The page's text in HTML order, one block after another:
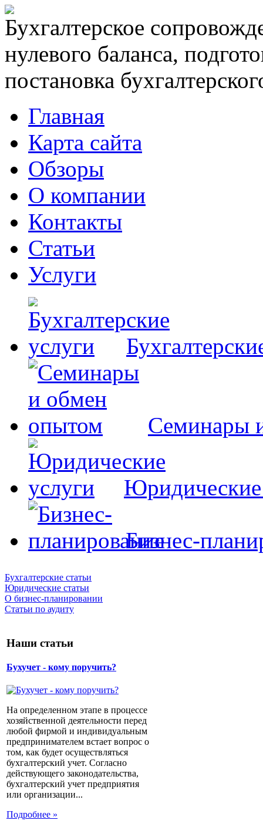
Бухгалтерское
нулевого баланса,
постановка
Главная
Карта сайта
Обзоры
О компании
Контакты
Статьи
Услуги
Семинары
Юридические
Бизнес-
Бухгалтерские статьи
Юридические статьи
О бизнес-планировании
Статьи по аудиту
Наши статьи
Бухучет - кому поручить?
На определенном этапе в процессе
хозяйственной деятельности перед
любой фирмой и индивидуальным
предпринимателем встает вопрос о
том, как будет осуществляться
бухгалтерский учет. Согласно
действующего законодательства,
бухгалтерский учет предприятия
или организации...
Подробнее »